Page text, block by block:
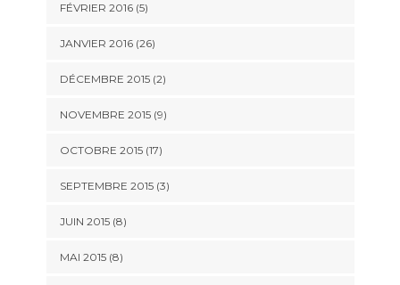
FÉVRIER 2016 (5)
JANVIER 2016 (26)
DÉCEMBRE 2015 (2)
NOVEMBRE 2015 (9)
OCTOBRE 2015 (17)
SEPTEMBRE 2015 (3)
JUIN 2015 (8)
MAI 2015 (8)